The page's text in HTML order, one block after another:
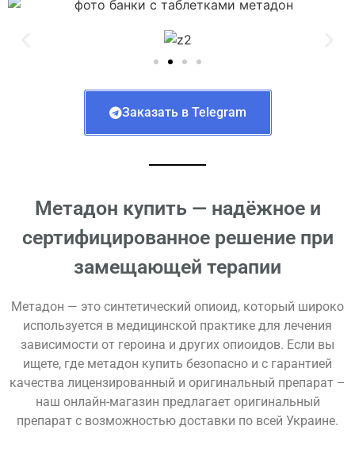
Заказать в Telegram
Метадон купить — надёжное и
сертифицированное решение при
замещающей терапии
Метадон — это синтетический опиоид, который широко
используется в медицинской практике для лечения
зависимости от героина и других опиоидов. Если вы
ищете, где метадон купить безопасно и с гарантией
качества лицензированный и оригинальный препарат –
наш онлайн-магазин предлагает оригинальный
препарат с возможностью доставки по всей Украине.